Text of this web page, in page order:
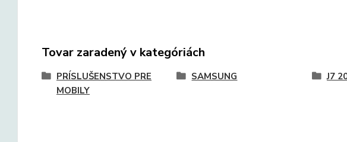
Tovar zaradený v kategóriách
PRÍSLUŠENSTVO PRE
MOBILY
SAMSUNG J7